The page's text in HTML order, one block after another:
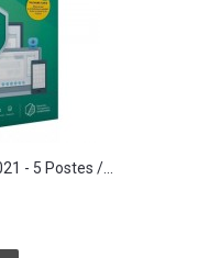
- 5 Postes /...